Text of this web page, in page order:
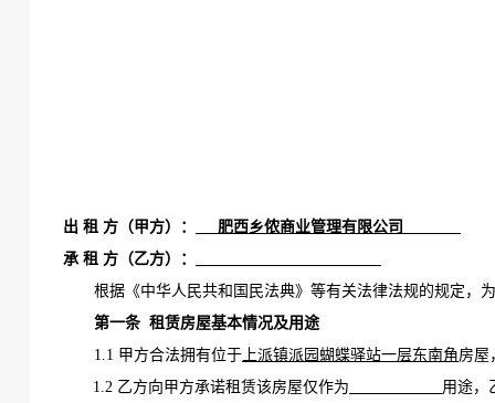
出 租 方（甲方）：
肥西乡侬商业管理有限公司
承 租 方（乙方）：
根据《中华人民共和国民法典》等有关法律法规的规定，
第一条 租赁房屋基本情况及用途
1.1 甲方合法拥有位于 上派镇派园蝴蝶驿站一层东南角房屋
1.2 乙方向甲方承诺租赁该房屋仅作为
用途，